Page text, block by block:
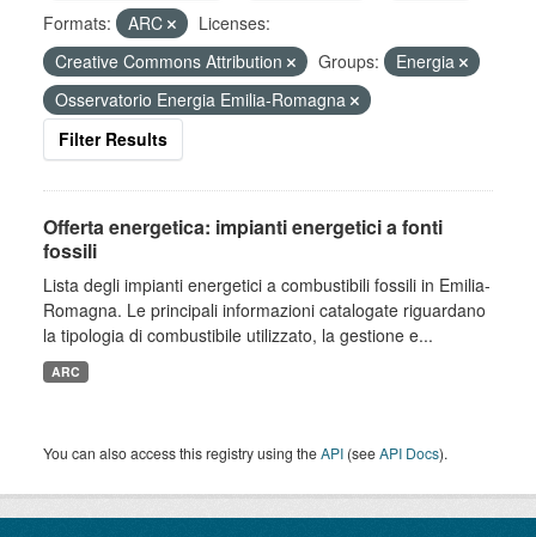
Formats:
ARC
Licenses:
Creative Commons Attribution
Groups:
Energia
Osservatorio Energia Emilia-Romagna
Filter Results
Offerta energetica: impianti energetici a fonti
fossili
Lista degli impianti energetici a combustibili fossili in Emilia-
Romagna. Le principali informazioni catalogate riguardano
la tipologia di combustibile utilizzato, la gestione e...
ARC
You can also access this registry using theAPI (seeAPI Docs).